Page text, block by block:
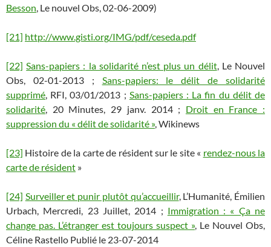
Besson, Le nouvel Obs, 02-06-2009)
[21] http://www.gisti.org/IMG/pdf/ceseda.pdf
[22] Sans-papiers : la solidarité n’est plus un délit, Le Nouvel
Obs, 02-01-2013 ; Sans-papiers: le délit de solidarité
supprimé, RFI, 03/01/2013 ; Sans-papiers : La fin du délit de
solidarité, 20 Minutes, 29 janv. 2014 ; Droit en France :
suppression du « délit de solidarité », Wikinews
[23] Histoire de la carte de résident sur le site « rendez-nous la
carte de résident »
[24] Surveiller et punir plutôt qu’accueillir, L’Humanité, Émilien
Urbach, Mercredi, 23 Juillet, 2014 ; Immigration : « Ça ne
change pas. L’étranger est toujours suspect », Le Nouvel Obs,
Céline Rastello Publié le 23-07-2014